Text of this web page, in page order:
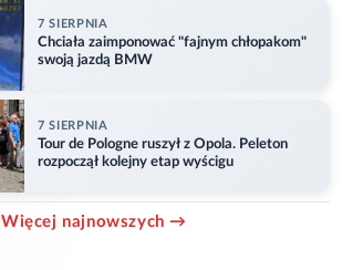
7 SIERPNIA
Chciała zaimponować "fajnym chłopakom"
swoją jazdą BMW
7 SIERPNIA
Tour de Pologne ruszył z Opola. Peleton
rozpoczął kolejny etap wyścigu
Więcej najnowszych →